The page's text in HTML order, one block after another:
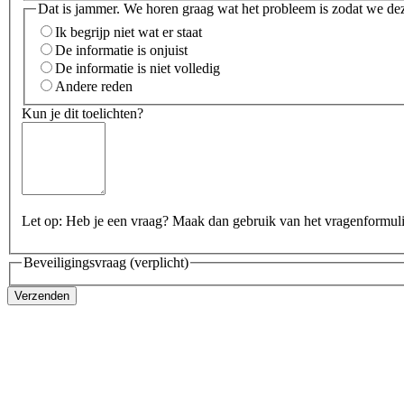
Dat is jammer. We horen graag wat het probleem is zodat we
Ik begrijp niet wat er staat
De informatie is onjuist
De informatie is niet volledig
Andere reden
Kun je dit toelichten?
Let op: Heb je een vraag? Maak dan gebruik van het
Beveiligingsvraag (verplicht)
Verzenden